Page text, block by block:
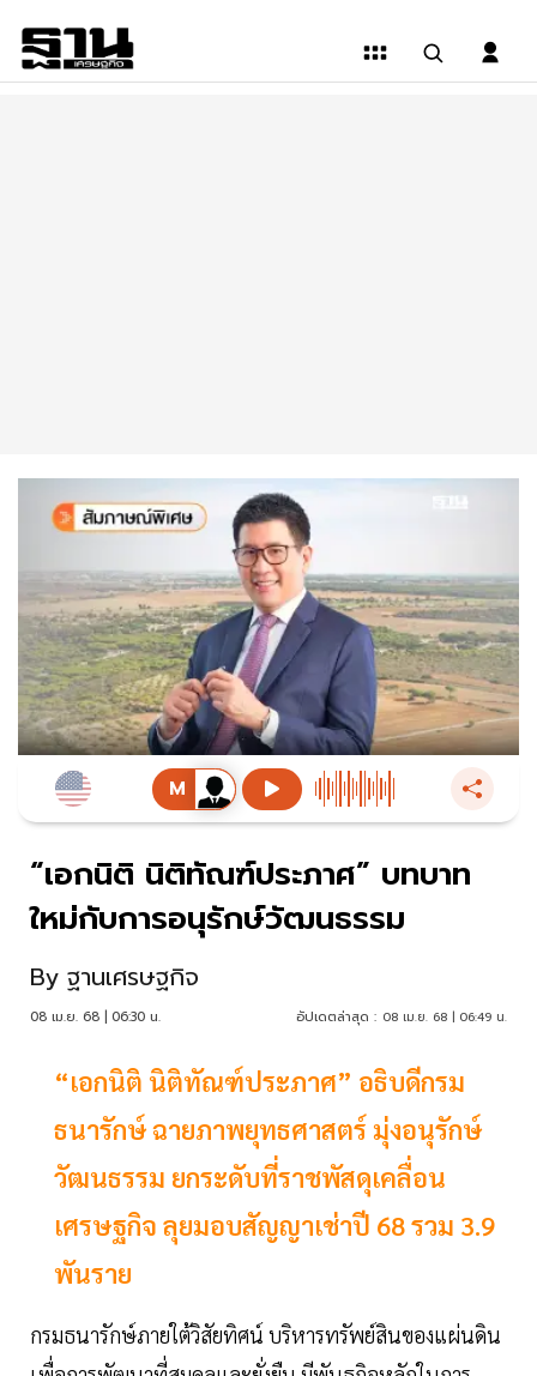
“เอกนิติ นิติทัณฑ์ประภาศ” บทบาท
ใหม่กับการอนุรักษ์วัฒนธรรม
By ฐานเศรษฐกิจ
08 เม.ย. 68 | 06:30 น. อัปเดตล่าสุด : 08 เม.ย. 68 | 06:49 น.
“เอกนิติ นิติทัณฑ์ประภาศ” อธิบดีกรม
ธนารักษ์ ฉายภาพยุทธศาสตร์ มุ่งอนุรักษ์
วัฒนธรรม ยกระดับที่ราชพัสดุเคลื่อน
เศรษฐกิจ ลุยมอบสัญญาเช่าปี 68 รวม 3.9
พันราย
กรมธนารักษ์ภายใต้วิสัยทิศน์ บริหารทรัพย์สินของแผ่นดิน